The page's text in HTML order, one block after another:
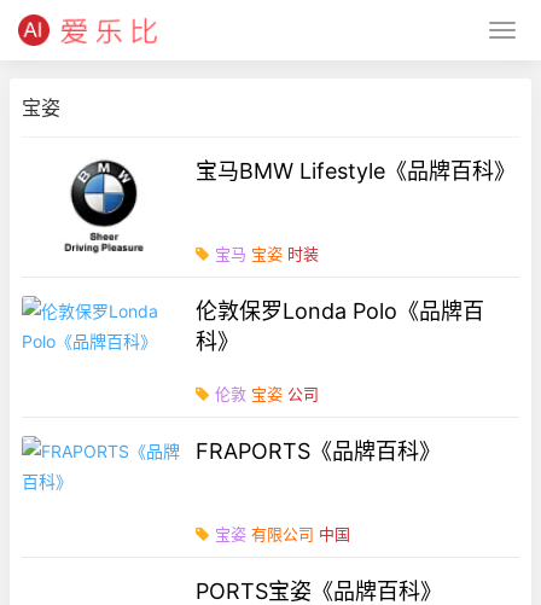
宝姿
宝马BMW Lifestyle《品牌百科》
宝马 宝姿 时装
伦敦保罗Londa Polo《品牌百
科》
伦敦 宝姿 公司
FRAPORTS《品牌百科》
宝姿 有限公司 中国
PORTS宝姿《品牌百科》